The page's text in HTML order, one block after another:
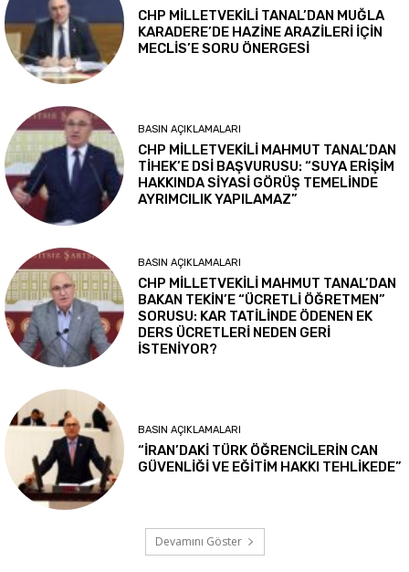
CHP MİLLETVEKİLİ TANAL’DAN MUĞLA
KARADERE’DE HAZİNE ARAZİLERİ İÇİN
MECLİS’E SORU ÖNERGESİ
BASIN AÇIKLAMALARI
CHP MİLLETVEKİLİ MAHMUT TANAL’DAN
TİHEK’E DSİ BAŞVURUSU: “SUYA ERİŞİM
HAKKINDA SİYASİ GÖRÜŞ TEMELİNDE
AYRIMCILIK YAPILAMAZ”
BASIN AÇIKLAMALARI
CHP MİLLETVEKİLİ MAHMUT TANAL’DAN
BAKAN TEKİN’E “ÜCRETLİ ÖĞRETMEN”
SORUSU: KAR TATİLİNDE ÖDENEN EK
DERS ÜCRETLERİ NEDEN GERİ
İSTENİYOR?
BASIN AÇIKLAMALARI
“İRAN’DAKİ TÜRK ÖĞRENCİLERİN CAN
GÜVENLİĞİ VE EĞİTİM HAKKI TEHLİKEDE”
Devamını Göster